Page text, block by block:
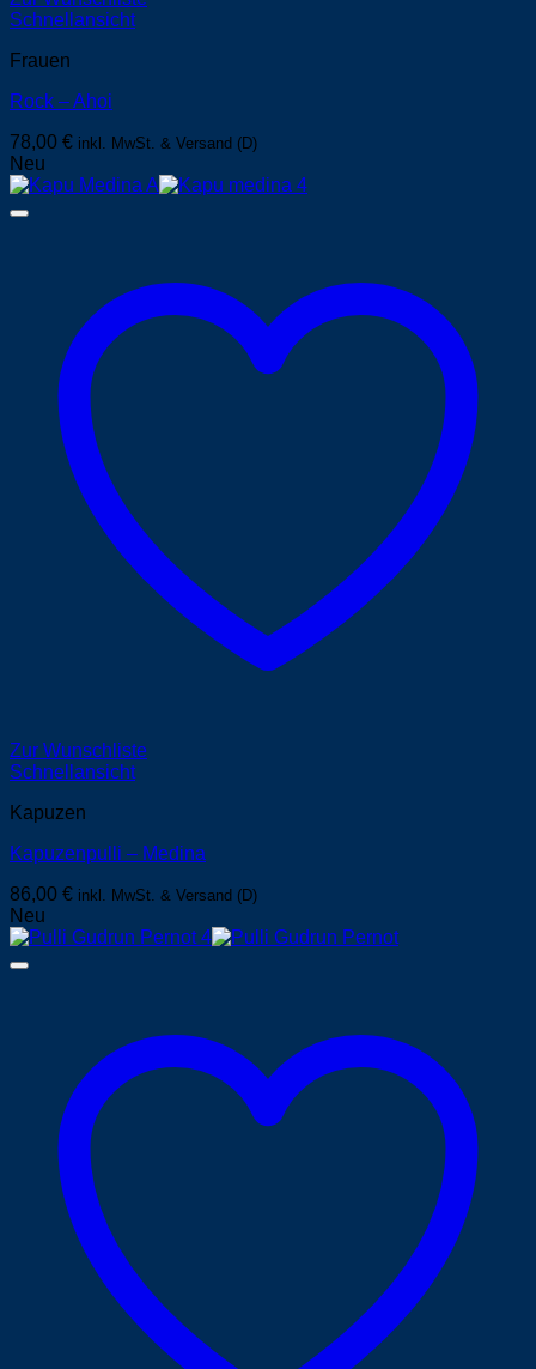
Schnellansicht
Frauen
Rock – Ahoi
78,00 € inkl. MwSt. & Versand (D)
Neu
Zur Wunschliste
Schnellansicht
Kapuzen
Kapuzenpulli – Medina
86,00 € inkl. MwSt. & Versand (D)
Neu